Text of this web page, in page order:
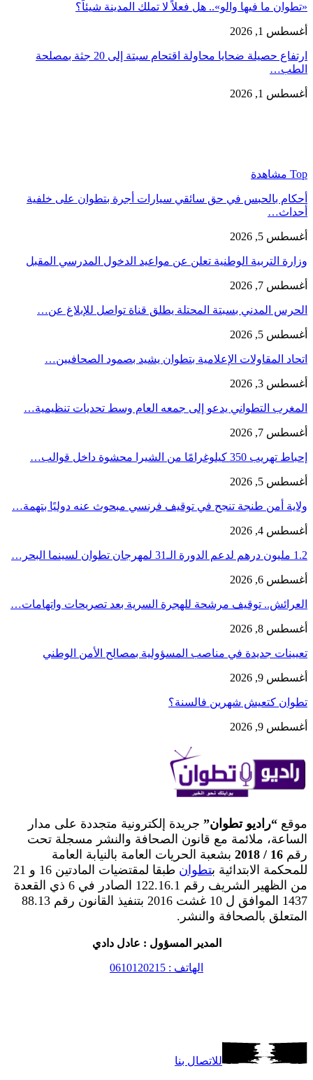
«تطوان ما فيها والو».. هل فعلاً لا تملك المدينة شيئاً؟
أغسطس 1, 2026
ارتفاع حصيلة ضحايا محاولة اقتحام سبتة إلى 20 جثة بمصلحة
الطب…
أغسطس 1, 2026
Top مشاهدة
أحكام بالحبس في حق سائقي سيارات أجرة بتطوان على خلفية
أحداث…
أغسطس 5, 2026
وزارة التربية الوطنية تعلن عن مواعيد الدخول المدرسي المقبل
أغسطس 7, 2026
الحرس المدني بسبتة المحتلة يطلق قناة تواصل للإبلاغ عن…
أغسطس 5, 2026
اتحاد المقاولات الإعلامية بتطوان يشيد بصمود الصحافيين…
أغسطس 3, 2026
المغرب التطواني يدعو إلى جمعه العام وسط تحديات تنظيمية…
أغسطس 7, 2026
إحباط تهريب 350 كيلوغرامًا من الشيرا محشوة داخل قوالب…
أغسطس 5, 2026
ولاية أمن طنجة تنجح في توقيف فرنسي مبحوث عنه دوليًا بتهمة…
أغسطس 4, 2026
1.2 مليون درهم لدعم الدورة الـ31 لمهرجان تطوان لسينما البحر…
أغسطس 6, 2026
العرائش.. توقيف مرشحة للهجرة السرية بعد تصريحات واتهامات…
أغسطس 8, 2026
تعيينات جديدة في مناصب المسؤولية بمصالح الأمن الوطني
أغسطس 9, 2026
تطوان كتعيش شهرين فالسنة؟
أغسطس 9, 2026
موقع “راديو تطوان” جريدة إلكترونية متجددة على مدار
الساعة، ملائمة مع قانون الصحافة والنشر مسجلة تحت
رقم 16 / 2018
بشعبة الحريات العامة بالنيابة العامة
للمحكمة الابتدائية بتطوان
طبقا لمقتضيات المادتين 16 و 21
من الظهير الشريف رقم 122.16.1 الصادر في 6 ذي القعدة
1437 الموافق ل 10 غشت 2016 بتنفيذ القانون رقم 88.13
المتعلق بالصحافة والنشر.
المدير المسؤول : عادل دادي
الهاتف : 0610120215
للاتصال بنا